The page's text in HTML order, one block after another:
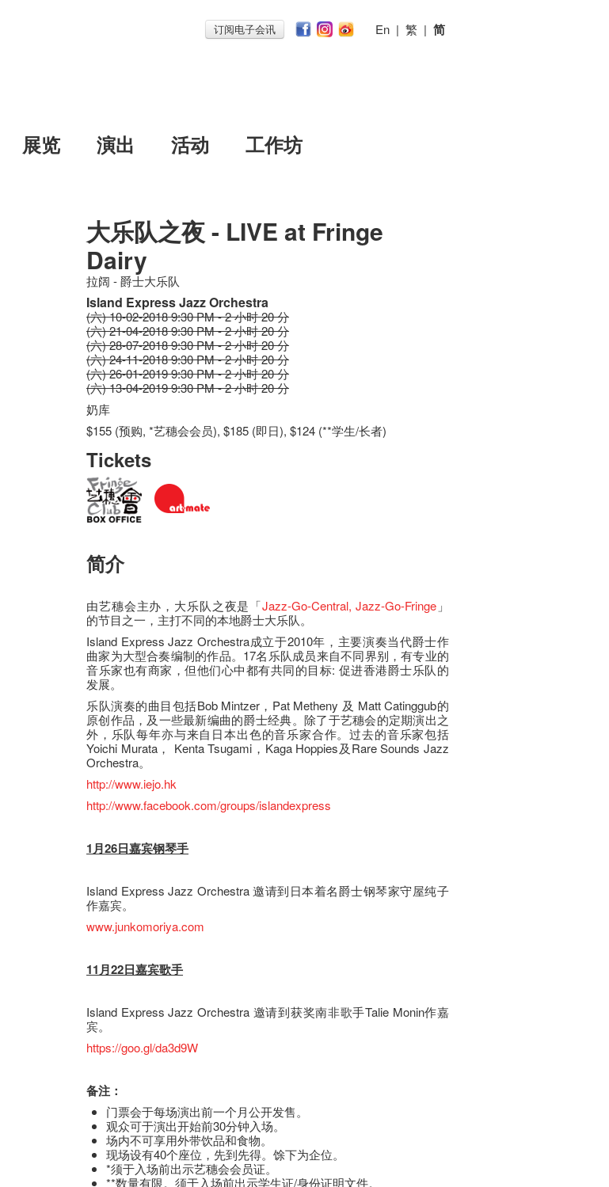
订阅电子会讯 En | 繁 | 简
展览 演出 活动
工作坊
大乐队之夜 - LIVE at Fringe
Dairy
拉阔 - 爵士大乐队
Island Express Jazz Orchestra
(六) 10-02-2018 9:30 PM - 2 小时 20 分
(六) 21-04-2018 9:30 PM - 2 小时 20 分
(六) 28-07-2018 9:30 PM - 2 小时 20 分
(六) 24-11-2018 9:30 PM - 2 小时 20 分
(六) 26-01-2019 9:30 PM - 2 小时 20 分
(六) 13-04-2019 9:30 PM - 2 小时 20 分
奶库
$155 (预购, *艺穗会会员), $185 (即日), $124 (**学生/长者)
Tickets
简介
由艺穗会主办，大乐队之夜是「Jazz-Go-Central, Jazz-Go-Fringe 」
的节目之一，主打不同的本地爵士大乐队。
Island Express Jazz Orchestra成立于2010年，主要演奏当代爵士作
曲家为大型合奏编制的作品。17名乐队成员来自不同界别，有专业的
音乐家也有商家，但他们心中都有共同的目标: 促进香港爵士乐队的
发展。
乐队演奏的曲目包括Bob Mintzer，Pat Metheny 及 Matt Catinggub的
原创作品，及一些最新编曲的爵士经典。除了于艺穗会的定期演出之
外，乐队每年亦与来自日本出色的音乐家合作。过去的音乐家包括
Yoichi Murata， Kenta Tsugami，Kaga Hoppies及Rare Sounds Jazz
Orchestra。
http://www.iejo.hk
http://www.facebook.com/groups/islandexpress
1月26日嘉宾钢琴手
Island Express Jazz Orchestra 邀请到日本着名爵士钢琴家守屋纯子
作嘉宾。
www.junkomoriya.com
11月22日嘉宾歌手
Island Express Jazz Orchestra 邀请到获奖南非歌手Talie Monin作嘉
宾。
https://goo.gl/da3d9W
备注：
门票会于每场演出前一个月公开发售。
观众可于演出开始前30分钟入场。
场内不可享用外带饮品和食物。
现场设有40个座位，先到先得。馀下为企位。
*须于入场前出示艺穗会会员证。
**数量有限。须于入场前出示学生证/身份证明文件。